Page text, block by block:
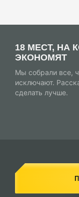
18 МЕСТ, НА
ЭКОНОМЯТ
Мы собрали все,
исключают.
сделать лучше.